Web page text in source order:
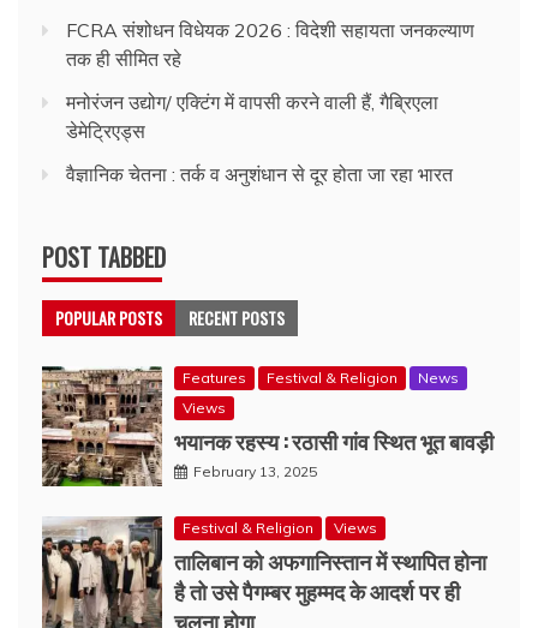
FCRA संशोधन विधेयक 2026 : विदेशी सहायता जनकल्याण
तक ही सीमित रहे
मनोरंजन उद्योग/ एक्टिंग में वापसी करने वाली हैं, गैब्रिएला
डेमेट्रिएड्स
वैज्ञानिक चेतना : तर्क व अनुशंधान से दूर होता जा रहा भारत
POST TABBED
POPULAR POSTS RECENT POSTS
Features Festival & Religion
News
Views
भयानक रहस्य : रठासी गांव स्थित भूत बावड़ी
February 13, 2025
Festival & Religion Views
तालिबान को अफगानिस्तान में स्थापित होना
है तो उसे पैगम्बर मुहम्मद के आदर्श पर ही
चलना होगा